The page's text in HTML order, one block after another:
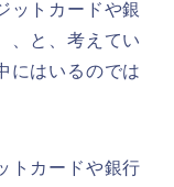
ットカードや銀
、と、考えてい
にはいるのでは
トカードや銀行